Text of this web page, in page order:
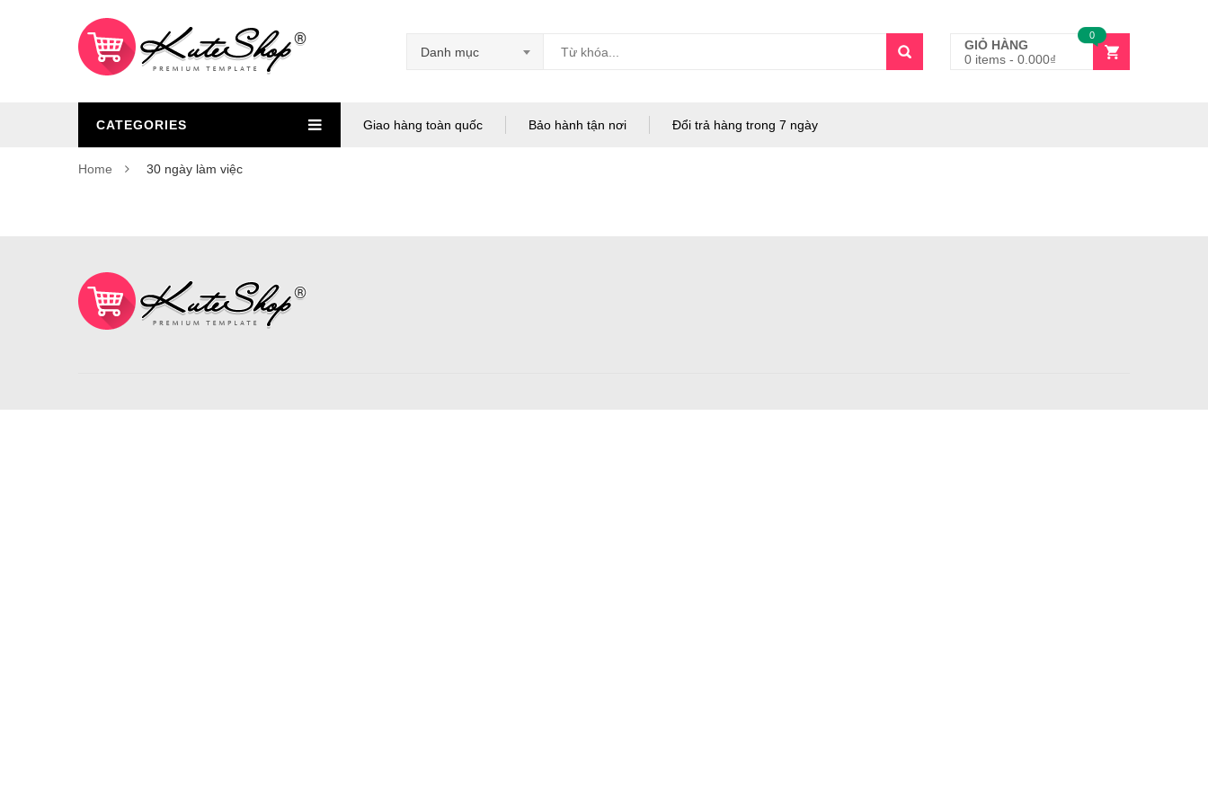
Danh mục
GIỎ HÀNG
0 items - 0.000₫
0
CATEGORIES Giao hàng toàn quốc Bảo hành tận nơi Đổi trả hàng trong 7 ngày
Home 30 ngày làm việc
LÀM
VIỆC